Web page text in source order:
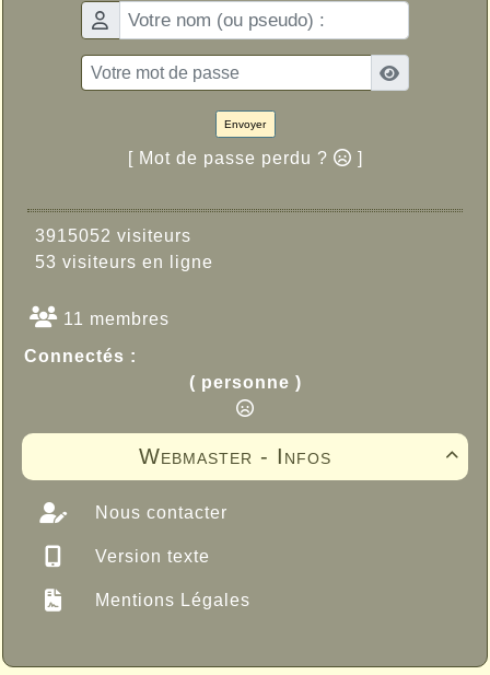
Envoyer
[ Mot de passe perdu ? ]
3915052 visiteurs
53 visiteurs en ligne
11 membres
Connectés :
( personne )

Webmaster - Infos
Nous contacter
Version texte
Mentions Légales